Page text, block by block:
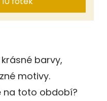
barvy,
motivy.
na toto období?